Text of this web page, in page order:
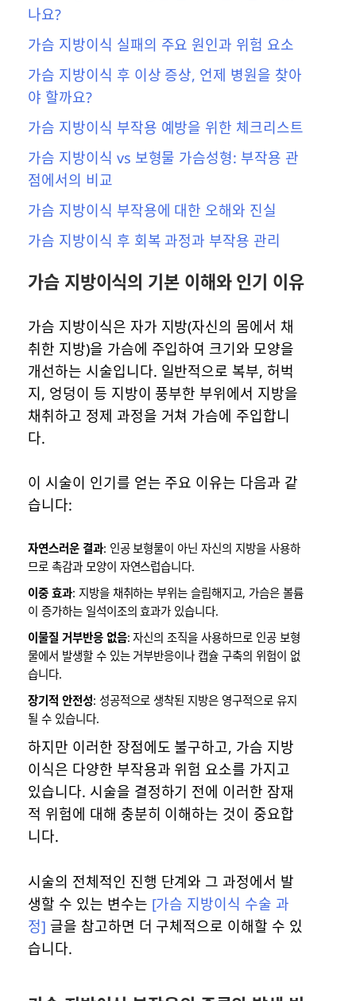
나요?
가슴 지방이식 실패의 주요 원인과 위험 요소
가슴 지방이식 후 이상 증상, 언제 병원을 찾아
야 할까요?
가슴 지방이식 부작용 예방을 위한 체크리스트
가슴 지방이식 vs 보형물 가슴성형: 부작용 관
점에서의 비교
가슴 지방이식 부작용에 대한 오해와 진실
가슴 지방이식 후 회복 과정과 부작용 관리
가슴 지방이식의 기본 이해와 인기 이유
가슴 지방이식은 자가 지방(자신의 몸에서 채
취한 지방)을 가슴에 주입하여 크기와 모양을
개선하는 시술입니다. 일반적으로 복부, 허벅
지, 엉덩이 등 지방이 풍부한 부위에서 지방을
채취하고 정제 과정을 거쳐 가슴에 주입합니
다.
이 시술이 인기를 얻는 주요 이유는 다음과 같
습니다:
자연스러운 결과: 인공 보형물이 아닌 자신의 지방을 사용하
므로 촉감과 모양이 자연스럽습니다.
이중 효과: 지방을 채취하는 부위는 슬림해지고, 가슴은 볼륨
이 증가하는 일석이조의 효과가 있습니다.
이물질 거부반응 없음: 자신의 조직을 사용하므로 인공 보형
물에서 발생할 수 있는 거부반응이나 캡슐 구축의 위험이 없
습니다.
장기적 안전성: 성공적으로 생착된 지방은 영구적으로 유지
될 수 있습니다.
하지만 이러한 장점에도 불구하고, 가슴 지방
이식은 다양한 부작용과 위험 요소를 가지고
있습니다. 시술을 결정하기 전에 이러한 잠재
적 위험에 대해 충분히 이해하는 것이 중요합
니다.
시술의 전체적인 진행 단계와 그 과정에서 발
생할 수 있는 변수는 [가슴 지방이식 수술 과
정] 글을 참고하면 더 구체적으로 이해할 수 있
습니다.